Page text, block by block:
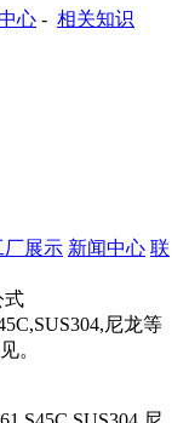
心 - 相关知识
厂展示 新闻中心 联
式
尼龙等
。